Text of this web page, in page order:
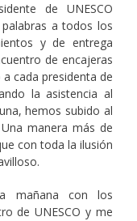
de UNESCO
a todos los
y de entrega
de encajeras
cada presidenta de
la asistencia al
hemos subido al
manera más de
con toda la ilusión
mañana con los
de UNESCO y me